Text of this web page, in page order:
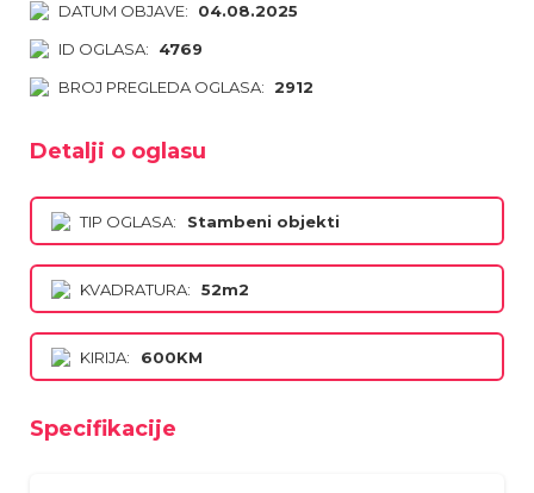
Detalji o oglasu
TIP OGLASA: Stambeni objekti
KVADRATURA: 52m2
KIRIJA: 600KM
DATUM OBJAVE:
04.08.2025
ID OGLASA:
4769
BROJ PREGLEDA OGLASA: 2912
Specifikacije